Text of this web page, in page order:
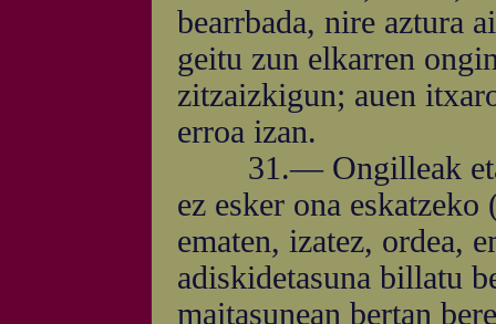
bearrbada, nire aztura
geitu zun elkarren
zitzaizkigun; auen
erroa izan.
31.— Ongilleak eta
ez esker ona
ematen, izatez, ordea,
adiskidetasuna billatu
maitasunean bertan